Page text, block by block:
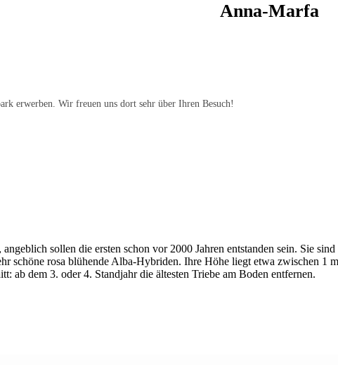
Anna-Marfa
erwerben. Wir freuen uns dort sehr über Ihren Besuch!
sollen die ersten schon vor 2000 Jahren entstanden sein. Sie
schöne rosa blühende Alba-Hybriden. Ihre Höhe liegt etwa zwischen
ab dem 3. oder 4. Standjahr die ältesten Triebe am Boden entfernen.